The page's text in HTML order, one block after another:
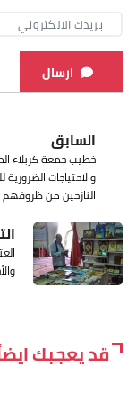
ارسال
السابق
خطيب جمعة كربلاء
والاحتياجات
النازحين من ظروفهم
قد يعجبك